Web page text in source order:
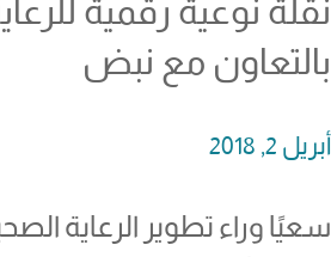
نقلة نوعية رقمية
بالتعاون مع نبض
أبريل 2, 2018
سعيًا وراء تطوير الرعاية